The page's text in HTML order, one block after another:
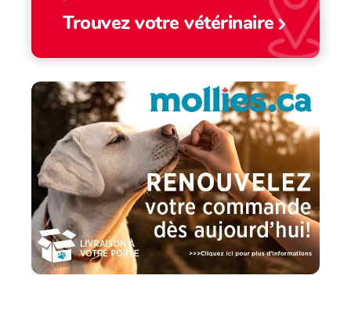
Trouvez votre vétérinaire